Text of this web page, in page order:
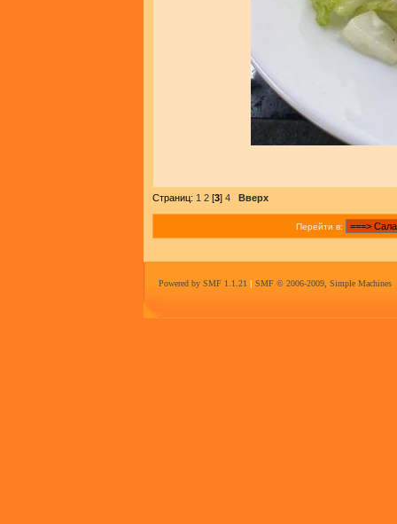
Страниц: 1 2 [3] 4 Вверх
Перейти в:
Powered by SMF 1.1.21 | SMF © 2006-2009, Simple Machines